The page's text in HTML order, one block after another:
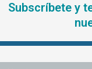
Subscríbete y